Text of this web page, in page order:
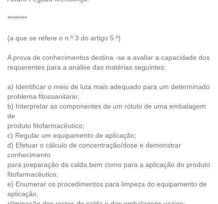
********
(a que se refere o n.º 3 do artigo 5.º)
A prova de conhecimentos destina -se a avaliar a capacidade dos
requerentes para a análise das matérias seguintes:
a) Identificar o meio de luta mais adequado para um determinado
problema fitossanitário;
b) Interpretar as componentes de um rótulo de uma embalagem
de
produto fitofarmacêutico;
c) Regular um equipamento de aplicação;
d) Efetuar o cálculo de concentração/dose e demonstrar
conhecimento
para preparação da calda bem como para a aplicação do produto
fitofarmacêutico;
e) Enumerar os procedimentos para limpeza do equipamento de
aplicação,